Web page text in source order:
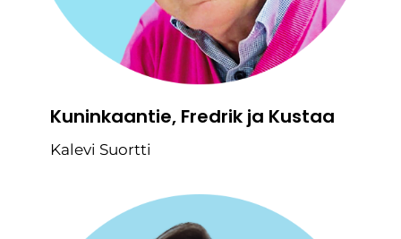
Kuninkaantie, Fredrik ja Kustaa
Kalevi Suortti